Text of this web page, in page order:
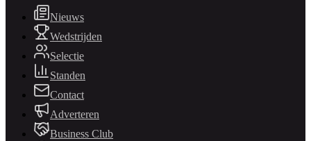
Nieuws
Wedstrijden
Selectie
Standen
Contact
Adverteren
Business Club